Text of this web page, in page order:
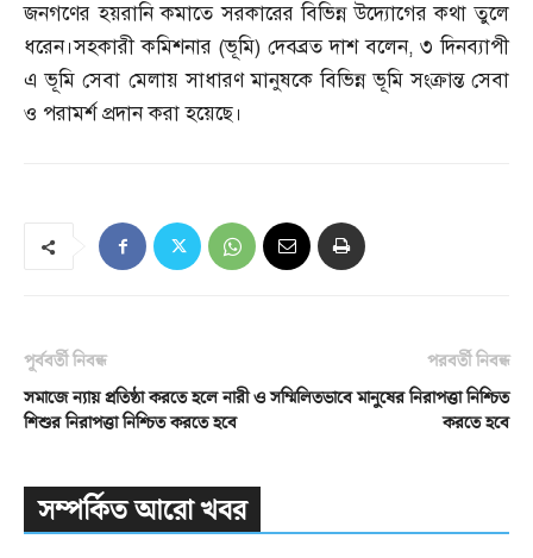
জনগণের হয়রানি কমাতে সরকারের বিভিন্ন উদ্যোগের কথা তুলে
ধরেন।সহকারী কমিশনার (ভূমি)দেবব্রত দাশ বলেন,৩ দিনব্যাপী
এ ভূমি সেবা মেলায় সাধারণ মানুষকে বিভিন্ন ভূমি সংক্রান্ত সেবা
ও পরামর্শ প্রদান করা হয়েছে।
পূর্ববর্তী নিবন্ধ
সমাজে ন্যায় প্রতিষ্ঠা করতে হলে নারী ও
শিশুর নিরাপত্তা নিশ্চিত করতে হবে
পরবর্তী নিবন্ধ
সম্মিলিতভাবে মানুষের নিরাপত্তা নিশ্চিত
করতে হবে
সম্পর্কিত আরো খবর